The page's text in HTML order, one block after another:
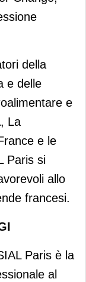
della
e delle
e
La
e le
Paris si
allo
francesi.
Paris è la
al